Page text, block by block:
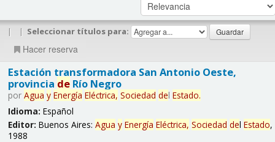
| | Seleccionar títulos para:
Hacer reserva
Estación transformadora San Antonio Oeste,
provincia deRío Negro
por Agua y Energía Eléctrica, Sociedad del Estado.
Idioma: Español
Editor: Buenos Aires: Agua y Energía Eléctrica, Sociedad del Estado,
1988